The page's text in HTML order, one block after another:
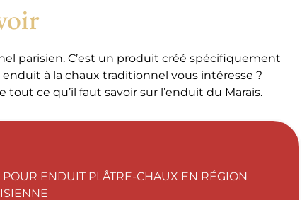
parisien. C’est un produit créé spécifiquement
à la chaux traditionnel vous intéresse ?
ce qu’il faut savoir sur l’enduit du Marais.
ENDUIT PLÂTRE-CHAUX EN RÉGION